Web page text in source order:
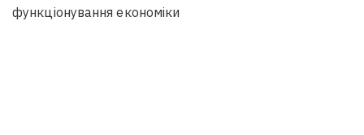
функціонування економіки